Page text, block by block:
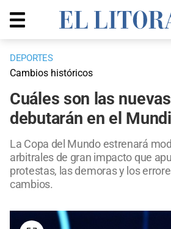
DEPORTES
Cambios históricos
Cuáles son las
debutarán en el
La Copa del Mundo estrenará
arbitrales de gran impacto que
protestas, las demoras y los
cambios.